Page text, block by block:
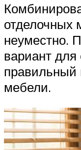
отделочных
неуместно.
вариант для
правильный
мебели.